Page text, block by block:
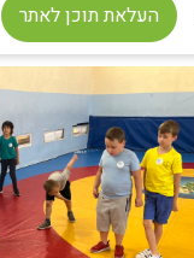
העלאת תוכן לאתר